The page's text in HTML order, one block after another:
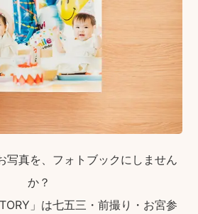
真を、フォトブックにしません
か？
」は七五三・前撮り・お宮参